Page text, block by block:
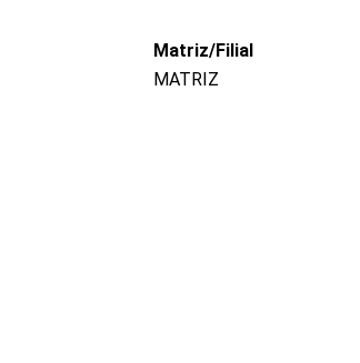
Matriz/Filial
MATRIZ